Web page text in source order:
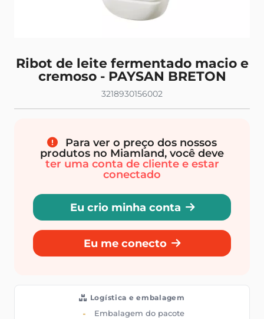
Ribot de leite fermentado macio e
cremoso - PAYSAN BRETON
3218930156002
Para ver o preço dos nossos
produtos no Miamland, você deve
ter uma conta de cliente e estar
conectado
Eu crio minha conta
Eu me conecto
Logística e embalagem
Embalagem do pacote